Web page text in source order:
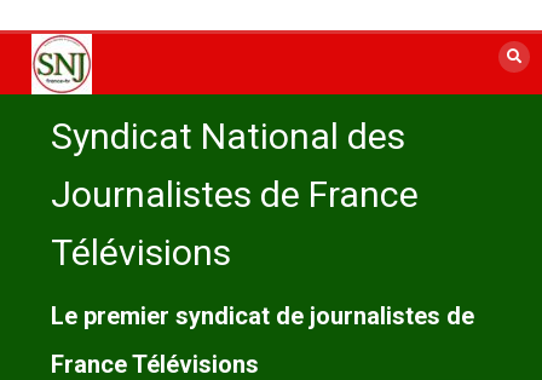
contenu
Syndicat National des
Journalistes de France
Télévisions
Le premier syndicat de journalistes de
France Télévisions